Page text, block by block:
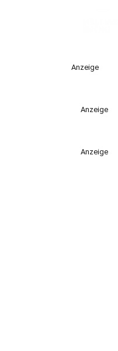
Anzeige
Anzeige
Anzeige